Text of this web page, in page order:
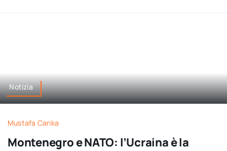
Notizia
Mustafa Canka
Montenegro e NATO: l’Ucraina è la